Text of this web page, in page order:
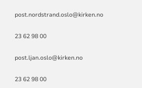
post.nordstrand.oslo@kirken.no
23 62 98 00
post.ljan.oslo@kirken.no
23 62 98 00